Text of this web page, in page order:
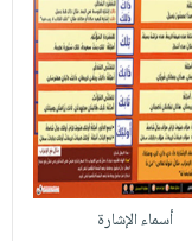
أسماء الإشارة